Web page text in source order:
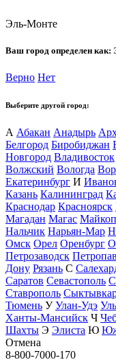
Эль-Монте
Ваш город определен как:
Верно Нет
Выберите другой город:
А Абакан Анадырь
Белгород Биробиджан
Новгород Владивосток
Волжский Вологда
Екатеринбург И
Казань Калининград
Краснодар Красноярск
Магадан Магас Майкоп
Нальчик Нарьян-Мар
Омск Орел Оренбург
Петрозаводск
Дону Рязань С
Саратов Севастополь
Ставрополь
Тюмень У Улан-Удэ
Ханты-Мансийск Ч
Шахты Э Элиста Ю
Отмена
8-800-7000-170